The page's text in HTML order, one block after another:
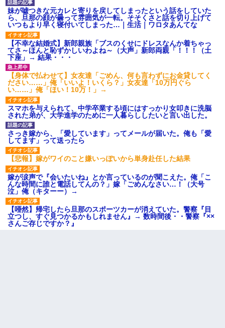
張り合ってくる
【悲報】佐藤輝明・・・２軍
でも盛大にやらかす←あまり悲
しませないでくれ
妹が嘘つきな元カレと寄りを戻してしまったという話をしていた
ら、旦那の顔が曇って雰囲気が一転。そそくさと話を切り上げて
いつもより早く寝付いてしまった…｜生活｜ワロタあんてな
【不幸な結婚式】新郎親族「ブスのくせにドレスなんか着ちゃっ
てさ～ほんと恥ずかしいわよね～（大声」新郎両親「！！！（土
下座」→ 結果・・・
【身体で払わせて】女友達「ごめん、何も言わずにお金貸してく
ださい……」俺「いいよ！いくら？」女友達「10万円ぐら
い……」俺「ほい！10万！」→
スマホを与えられて、中学卒業する頃にはすっかり女叩きに洗脳
された弟が、大学進学のために一人暮らししたいと言い出した。
さっき嫁から、「愛しています」ってメールが届いた。俺も「愛
してます」って送ったら
【悲報】嫁がワイのこと嫌いっぽいから単身赴任した結果
嫁が涙声で『会いたいね』とか言っているのが聞こえた。俺「こ
んな時間に誰と電話してんの？」嫁「ごめんなさい…！（大号
泣」俺（キターー）→
【唖然】帰宅したら旦那のスポーツカーが消えていた。警察『目
立つし、すぐ見つかるかもしれません』→ 数時間後・・警察『××
さんご存じですか？』